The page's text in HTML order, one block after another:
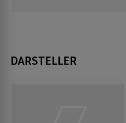
DARSTELLER